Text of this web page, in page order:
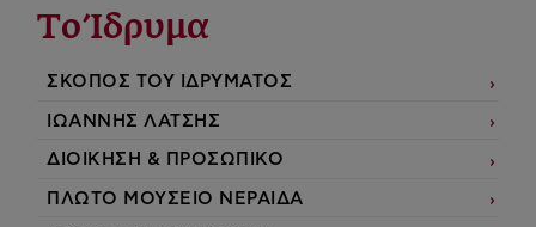
Το Ίδρυμα
ΣΚΟΠΟΣ ΤΟΥ ΙΔΡΥΜΑΤΟΣ
ΙΩΑΝΝΗΣ ΛΑΤΣΗΣ
ΔΙΟΙΚΗΣΗ & ΠΡΟΣΩΠΙΚΟ
ΠΛΩΤΟ ΜΟΥΣΕΙΟ ΝΕΡΑΙΔΑ